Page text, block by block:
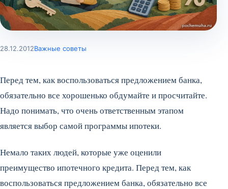
28.12.2012Важные советы
Перед тем, как воспользоваться предложением банка,
обязательно все хорошенько обдумайте и просчитайте.
Надо понимать, что очень ответственным этапом
является выбор самой программы ипотеки.
Немало таких людей, которые уже оценили
преимущество ипотечного кредита. Перед тем, как
воспользоваться предложением банка, обязательно все